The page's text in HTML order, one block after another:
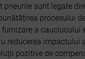
pneurile sunt legate
procesului
a cauciucului
reducerea impactului
pozitive de